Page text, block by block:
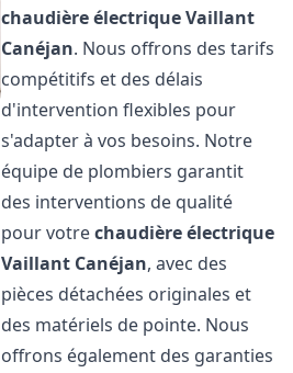
chaudière électrique Vaillant
Canéjan. Nous offrons des tarifs
compétitifs et des délais
d'intervention flexibles pour
s'adapter à vos besoins. Notre
équipe de plombiers garantit
des interventions de qualité
pour votrechaudière électrique
Vaillant Canéjan, avec des
pièces détachées originales et
des matériels de pointe. Nous
offrons également des garanties